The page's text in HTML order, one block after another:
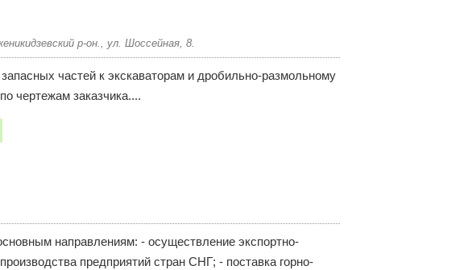
р-он., ул. Шоссейная, 8.
частей к экскаваторам и дробильно-размольному
чертежам заказчика....
направлениям: - осуществление экспортно-
предприятий стран СНГ; - поставка горно-